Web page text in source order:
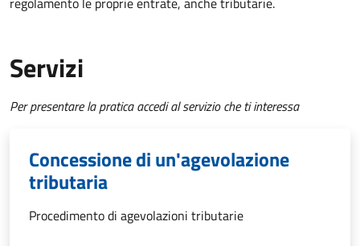
Servizi
Per presentare la pratica accedi al servizio che ti interessa
Concessione di un'agevolazione
tributaria
Procedimento di agevolazioni tributarie